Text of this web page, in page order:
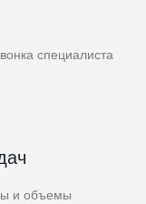
специалиста
и объемы